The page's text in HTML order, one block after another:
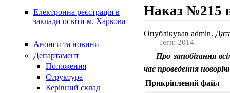
Електронна реєстрація в
заклади освіти м. Харкова
Анонси та новини
Департамент
Положення
Структура
Керівний склад
Наказ №215
Опублікував admin.
Теги: 2014
Про запобігання
час проведення
Прикріплений файл